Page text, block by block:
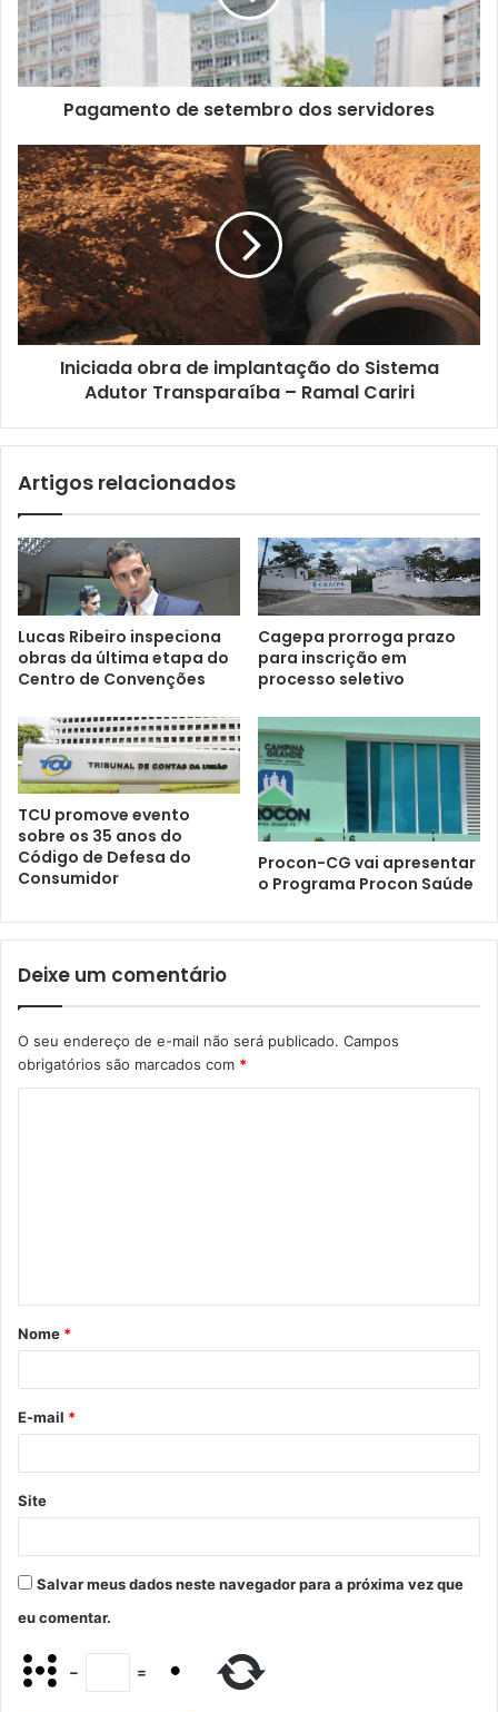
e
e
d
e
e
m
i
l
Pagamento de setembro dos servidores
Iniciada obra de implantação do Sistema
Adutor Transparaíba – Ramal Cariri
Artigos relacionados
Lucas Ribeiro inspeciona
obras da última etapa do
Centro de Convenções
Cagepa prorroga prazo
para inscrição em
processo seletivo
TCU promove evento
sobre os 35 anos do
Código de Defesa do
Consumidor
Procon-CG vai apresentar
o Programa Procon Saúde
Deixe um comentário
O seu endereço de e-mail não será publicado. Campos
obrigatórios são marcados com *
Nome *
E-mail *
Site
Salvar meus dados neste navegador para a próxima vez que
eu comentar.
− =